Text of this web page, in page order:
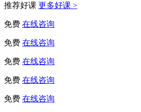
推荐好课 更多好课 >
免费 在线咨询
免费 在线咨询
免费 在线咨询
免费 在线咨询
免费 在线咨询